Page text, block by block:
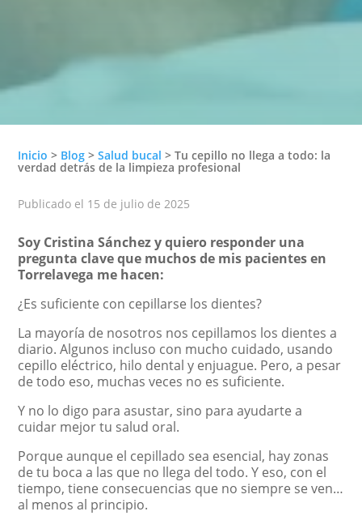
Inicio > Blog >Salud bucal >Tu cepillo no llega a todo: la
verdad detrás de la limpieza profesional
Publicado el 15 de julio de 2025
Soy Cristina Sánchez y quiero responder una
pregunta clave que muchos de mis pacientes en
Torrelavega me hacen:
¿Es suficiente con cepillarse los dientes?
La mayoría de nosotros nos cepillamos los dientes a
diario. Algunos incluso con mucho cuidado, usando
cepillo eléctrico, hilo dental y enjuague. Pero, a pesar
de todo eso, muchas veces no es suficiente.
Y no lo digo para asustar, sino para ayudarte a
cuidar mejor tu salud oral.
Porque aunque el cepillado sea esencial, hay zonas
de tu boca a las que no llega del todo. Y eso, con el
tiempo, tiene consecuencias que no siempre se ven…
al menos al principio.